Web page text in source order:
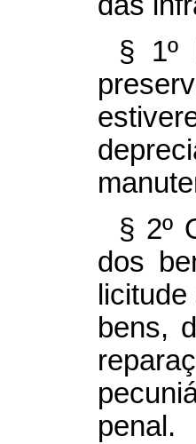
§ 1º
§ 2º
dos
bens,
penal.